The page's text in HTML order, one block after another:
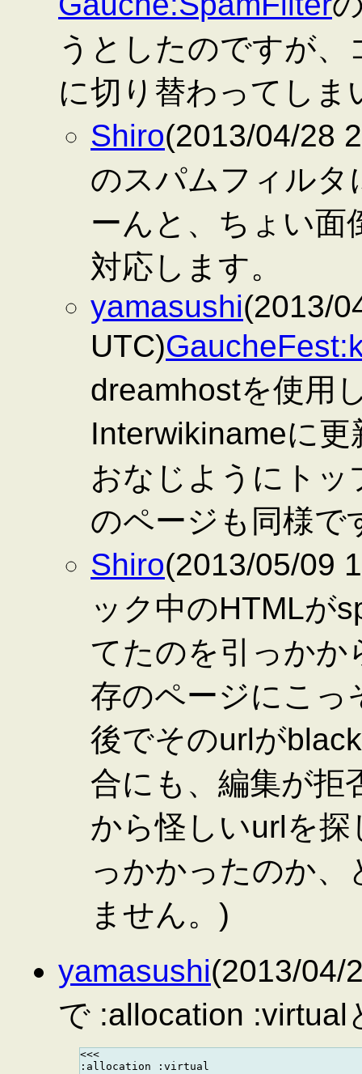
うとしたのですが
に切り替わってしま
Shiro(2013/04/28
のスパムフィルタ
ーんと、ちょい面
対応します。
yamasushi(2013/
UTC)
dreamhostを使用
Interwikinameに
おなじようにトッ
のページも同様で
Shiro(2013/05/09
ック中のHTMLが
てたのを引っかか
存のページにこっ
後でそのurlが
合にも、編集が拒
から怪しいurlを
っかかったのか
ません。)
yamasushi(2013/04/
で :allocation
<<<
:allocation :virtual